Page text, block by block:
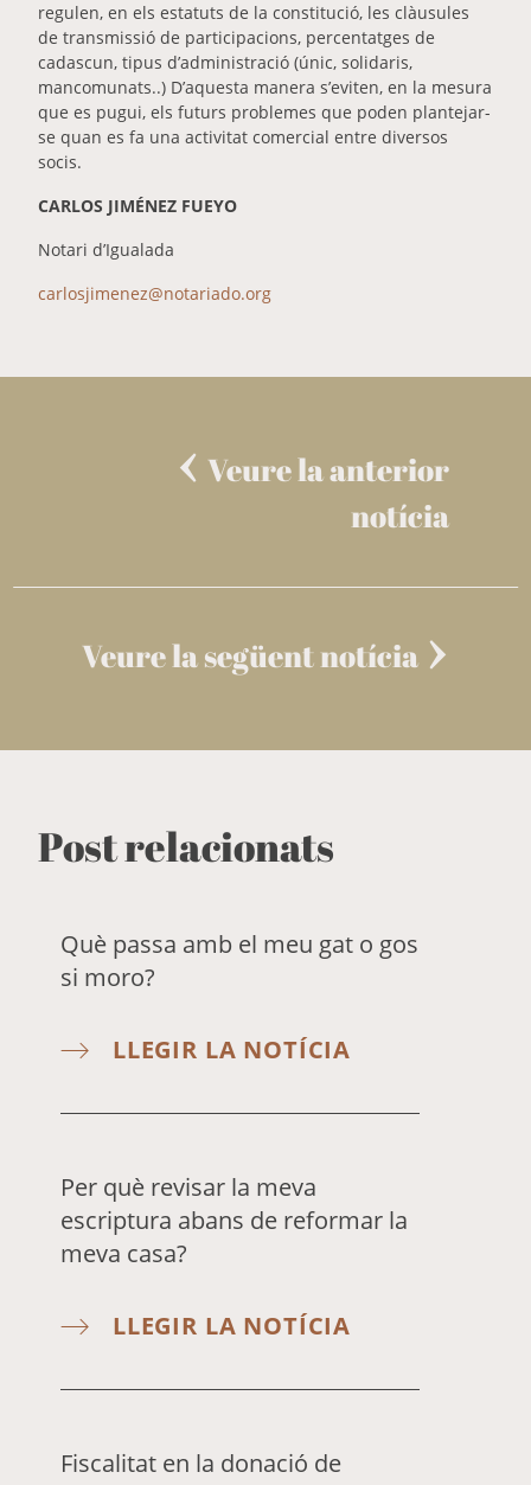
regulen, en els estatuts de la constitució, les clàusules
de transmissió de participacions, percentatges de
cadascun, tipus d’administració (únic, solidaris,
mancomunats..) D’aquesta manera s’eviten, en la mesura
que es pugui, els futurs problemes que poden plantejar-
se quan es fa una activitat comercial entre diversos
socis.
CARLOS JIMÉNEZ FUEYO
Notari d’Igualada
carlosjimenez@notariado.org
Veure la anterior
notícia
Veure la següent notícia
Post relacionats
Què passa amb el meu gat o gos
si moro?
LLEGIR LA NOTÍCIA
Per què revisar la meva
escriptura abans de reformar la
meva casa?
LLEGIR LA NOTÍCIA
Fiscalitat en la donació de